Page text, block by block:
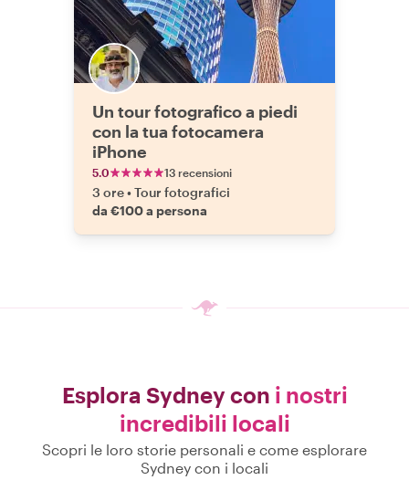
Un tour fotografico a piedi
con la tua fotocamera
iPhone
5.0 13 recensioni
3 ore•Tour fotografici
da €100 a persona
Esplora Sydney con i nostri
incredibili locali
Scopri le loro storie personali e come esplorare
Sydney con i locali